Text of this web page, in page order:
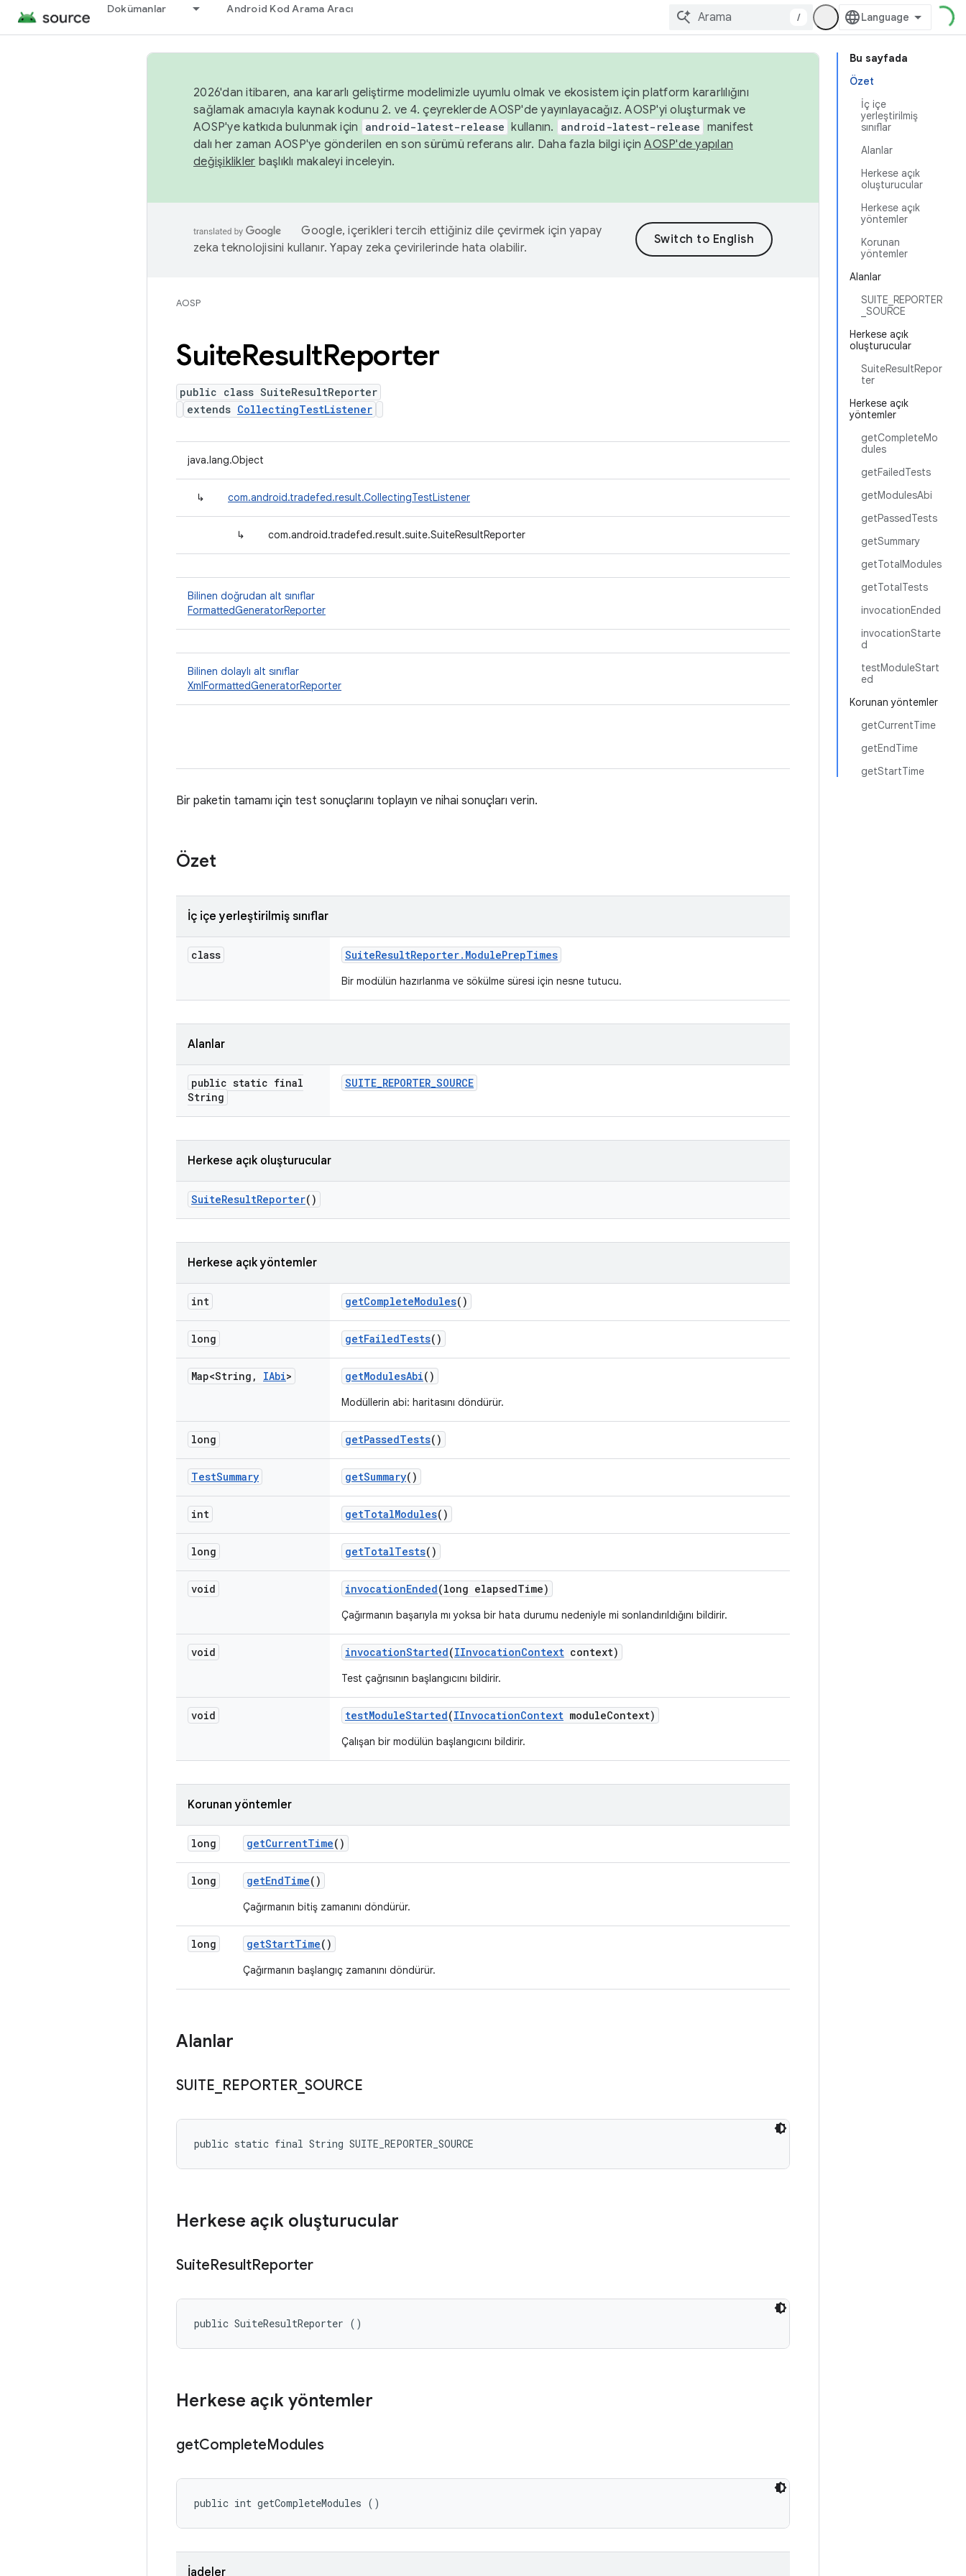
Dokümanlar Android Kod Arama Aracı
/
Bu sayfada
Özet
İç içe
yerleştirilmiş
sınıflar
Alanlar
Herkese açık
oluşturucular
Herkese açık
yöntemler
Korunan
yöntemler
Alanlar
SUITE_REPORTER
_SOURCE
Herkese açık
oluşturucular
SuiteResultRepor
ter
Herkese açık
yöntemler
getCompleteMo
dules
getFailedTests
getModulesAbi
getPassedTests
getSummary
getTotalModules
getTotalTests
invocationEnded
invocationStarte
d
testModuleStart
ed
Korunan yöntemler
getCurrentTime
getEndTime
getStartTime
2026'dan itibaren, ana kararlı geliştirme modelimizle uyumlu olmak ve ekosistem için platform kararlılığını
sağlamak amacıyla kaynak kodunu 2. ve 4. çeyreklerde AOSP'de yayınlayacağız. AOSP'yi oluşturmak ve
AOSP'ye katkıda bulunmak için
android-latest-release kullanın. android-latest-release manifest
dalı her zaman AOSP'ye gönderilen en son sürümü referans alır. Daha fazla bilgi içinAOSP'de yapılan
değişiklikler başlıklı makaleyi inceleyin.
Google, içerikleri tercih ettiğiniz dile çevirmek için yapay
zeka teknolojisini kullanır. Yapay zeka çevirilerinde hata olabilir.
AOSP
SuiteResultReporter
public class SuiteResultReporter
extends CollectingTestListener
java.lang.Object
↳ com.android.tradefed.result.CollectingTestListener
↳ com.android.tradefed.result.suite.SuiteResultReporter
Bilinen doğrudan alt sınıflar
FormattedGeneratorReporter
Bilinen dolaylı alt sınıflar
XmlFormattedGeneratorReporter
Bir paketin tamamı için test sonuçlarını toplayın ve nihai sonuçları verin.
Özet
İç içe yerleştirilmiş sınıflar
class SuiteResultReporter. ModulePrepTimes
Bir modülün hazırlanma ve sökülme süresi için nesne tutucu.
Alanlar
public static final
String
SUITE_REPORTER_SOURCE
Herkese açık oluşturucular
SuiteResultReporter()
Herkese açık yöntemler
int getCompleteModules()
long getFailedTests()
Map<String , IAbi> getModulesAbi()
Modüllerin abi: haritasını döndürür.
long getPassedTests()
TestSummary getSummary()
int getTotalModules()
long getTotalTests()
void invocationEnded(long elapsedTime)
Çağırmanın başarıyla mı yoksa bir hata durumu nedeniyle mi sonlandırıldığını bildirir.
void invocationStarted(IInvocationContext context)
Test çağrısının başlangıcını bildirir.
void testModuleStarted(IInvocationContext moduleContext)
Çalışan bir modülün başlangıcını bildirir.
Korunan yöntemler
long getCurrentTime()
long getEndTime()
Çağırmanın bitiş zamanını döndürür.
long getStartTime()
Çağırmanın başlangıç zamanını döndürür.
Alanlar
SUITE REPORTER SOURCE
public static final String SUITE_REPORTER_SOURCE
Herkese açık oluşturucular
SuiteResultReporter
public SuiteResultReporter ()
Herkese açık yöntemler
getCompleteModules
public int getCompleteModules ()
İadeler